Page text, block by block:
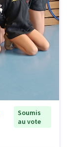
Soumis
au vote